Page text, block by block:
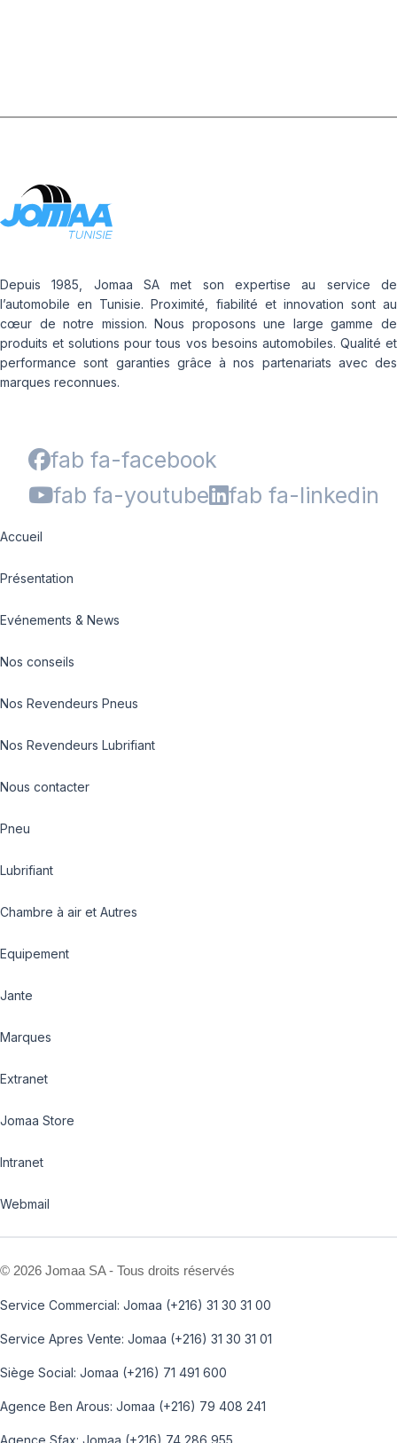
Depuis 1985, Jomaa SA met son expertise au service de
l’automobile en Tunisie. Proximité, fiabilité et innovation sont au
cœur de notre mission. Nous proposons une large gamme de
produits et solutions pour tous vos besoins automobiles. Qualité et
performance sont garanties grâce à nos partenariats avec des
marques reconnues.
fab fa-facebook
fab fa-youtube
fab fa-linkedin
Accueil
Présentation
Evénements & News
Nos conseils
Nos Revendeurs Pneus
Nos Revendeurs Lubrifiant
Nous contacter
Pneu
Lubrifiant
Chambre à air et Autres
Equipement
Jante
Marques
Extranet
Jomaa Store
Intranet
Webmail
© 2026 Jomaa SA - Tous droits réservés
Service Commercial: Jomaa (+216) 31 30 31 00
Service Apres Vente: Jomaa (+216) 31 30 31 01
Siège Social: Jomaa (+216) 71 491 600
Agence Ben Arous: Jomaa (+216) 79 408 241
Agence Sfax: Jomaa (+216) 74 286 955